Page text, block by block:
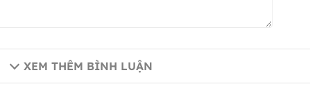
XEM THÊM BÌNH LUẬN